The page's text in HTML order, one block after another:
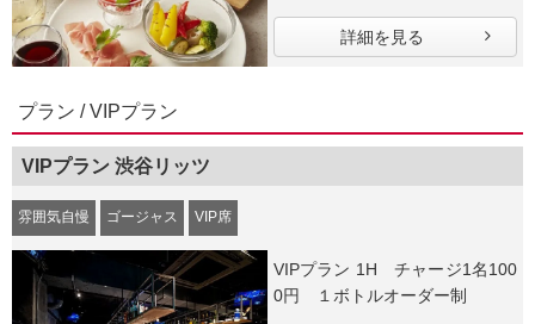
詳細を見る
プラン / VIPプラン
VIPプラン 渋谷リッツ
雰囲気自慢 ゴージャス VIP席
VIPプラン 1H チャージ1名100
0円 １ボトルオーダー制